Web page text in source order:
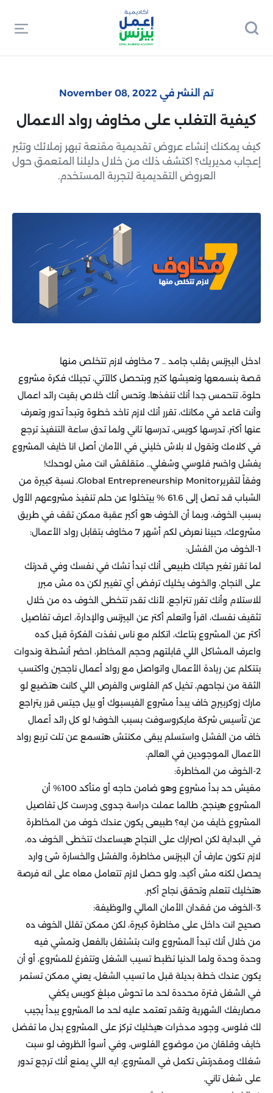
تم النشر في November 08, 2022
كيفية التغلب على مخاوف رواد الاعمال
كيف يمكنك إنشاء عروض تقديمية مقنعة تبهر زملائك وتثير
إعجاب مديريك؟ اكتشف ذلك من خلال دليلنا المتعمق حول
العروض التقديمية لتجربة المستخدم.
ادخل البيزنس بقلب جامد .. 7 مخاوف لازم تتخلص منها
قصة بنسمعها ونعيشها كتير وبتحصل كالآتي، تجيلك فكرة مشروع
حلوة، تتحمس جدا أنك تنفذها، وتحس أنك خلاص بقيت رائد اعمال
وأنت قاعد في مكانك، تقرر أنك لازم تاخد خطوة وتبدأ تدور وتعرف
عنها أكتر، تدرسها كويس، تدرسها تاني ولما تدق ساعة التنفيذ ترجع
في كلامك وتقول لا بلاش خليني في الأمان أصل انا خايف المشروع
يفشل واخسر فلوسي وشغلي.. متقلقش انت مش لوحدك!
وفقاً لتقريرGlobal Entrepreneurship Monitor، نسبة كبيرة من
الشباب قد تصل إلى 61.6 % بيتخلوا عن حلم تنفيذ مشروعهم الأول
بسبب الخوف، وبما أن الخوف هو أكبر عقبة ممكن تقف في طريق
مشروعك، حبينا نعرض لكم أشهر 7 مخاوف بتقابل رواد الأعمال:
1-الخوف من الفشل:
لما تقرر تغير حياتك طبيعى أنك تبدأ تشك في نفسك وفي قدرتك
على النجاح، والخوف يخليك ترفض أي تغيير لكن ده مش مبرر
للاستلام وأنك تقرر تتراجع، لأنك تقدر تتخطى الخوف ده من خلال
تثقيف نفسك، اقرأ واتعلم أكتر عن البيزنس والإدارة، اعرف تفاصيل
أكتر عن المشروع بتاعك، اتكلم مع ناس نفذت الفكرة قبل كده
واعرف المشاكل اللي قابلتهم وحجم المخاطر، احضر أنشطة وندوات
بتتكلم عن ريادة الأعمال واتواصل مع رواد أعمال ناجحين واكتسب
الثقة من نجاحهم، تخيل كم الفلوس والفرص اللي كانت هتضيع لو
مارك زوكربيرج خاف يبدأ مشروع الفيسبوك أو بيل جيتس قرر يتراجع
عن تأسيس شركة مايكروسوفت بسبب الخوف! لو كل رائد أعمال
خاف من الفشل واستسلم يبقى مكنتش هتسمع عن تلت تربع رواد
الأعمال الموجودين في العالم.
2-الخوف من المخاطرة:
مفيش حد بدأ مشروع وهو ضامن حاجه أو متأكد 100% أن
المشروع هينجح، طالما عملت دراسة جدوى ودرست كل تفاصيل
المشروع خايف من ايه؟ طبيعى يكون عندك خوف من المخاطرة
في البداية لكن اصرارك على النجاح هيساعدك تتخطى الخوف ده،
لازم تكون عارف أن البيزنس مخاطرة، والفشل والخسارة شئ وارد
يحصل لكنه مش أكيد، ولو حصل لازم تتعامل معاه على انه فرصة
هتخليك تتعلم وتحقق نجاح أكبر.
3-الخوف من فقدان الأمان المالي والوظيفة:
صحيح انت داخل على مخاطرة كبيرة، لكن ممكن تقلل الخوف ده
من خلال أنك تبدأ المشروع وانت بتشتغل بالفعل وتمشي فيه
وحدة وحدة ولما الدنيا تظبط تسيب الشغل وتتفرغ للمشروع، أو أن
يكون عندك خطة بديلة قبل ما تسيب الشغل، يعني ممكن تستمر
في الشغل فترة محددة لحد ما تحوش مبلغ كويس يكفي
مصاريفك الشهرية وتقدر تعتمد عليه لحد ما المشروع يبدأ يجيب
لك فلوس، وجود مدخرات هيخليك تركز على المشروع بدل ما تفضل
خايف وقلقان من موضوع الفلوس، وفي أسوأ الظروف لو سبت
شغلك ومقدرتش تكمل في المشروع، ايه اللي يمنع أنك ترجع تدور
على شغل تاني.